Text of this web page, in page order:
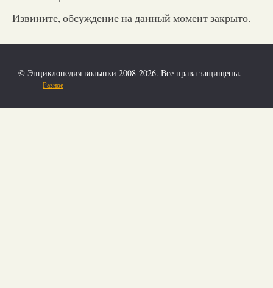
Извините, обсуждение на данный момент закрыто.
© Энциклопедия волынки 2008-2026. Все права защищены.
Разное